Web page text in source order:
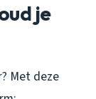
je
Met deze